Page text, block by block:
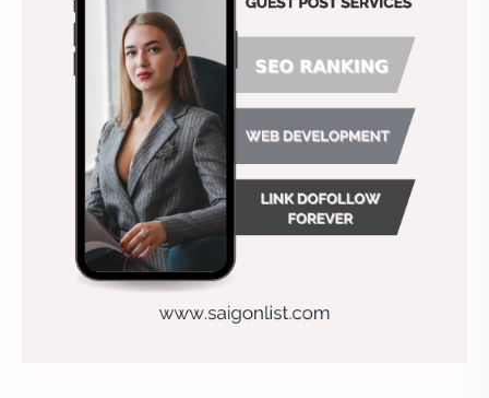
Ảnh nền sinh nhật
Animal Ankle boots Antarctic
Antibodies against Covid-19 Antiquarian
Antiviral antibodies Áo bà ba
Áo bà ba hiện đại Áo bà bầu Áo bác sĩ
Áo bếp trưởng áo công nhân